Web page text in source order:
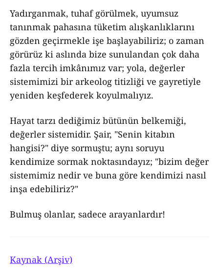
Yadırganmak, tuhaf görülmek, uyumsuz
tanınmak pahasına tüketim alışkanlıklarını
gözden geçirmekle işe başlayabiliriz; o zaman
görürüz ki aslında bize sunulandan çok daha
fazla tercih imkânımız var; yola, değerler
sistemimizi bir arkeolog titizliği ve gayretiyle
yeniden keşfederek koyulmalıyız.
Hayat tarzı dediğimiz bütünün belkemiği,
değerler sistemidir. Şair, "Senin kitabın
hangisi?" diye sormuştu; aynı soruyu
kendimize sormak noktasındayız; "bizim değer
sistemimiz nedir ve buna göre kendimizi nasıl
inşa edebiliriz?"
Bulmuş olanlar, sadece arayanlardır!
Kaynak (Arşiv)